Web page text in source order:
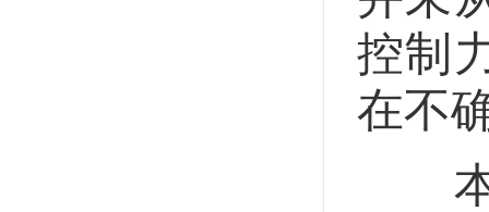
控制
在不
本